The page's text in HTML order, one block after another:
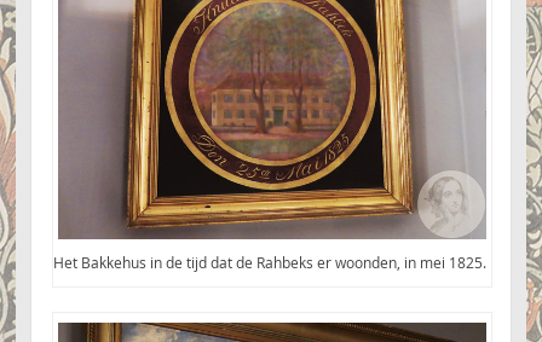
Het Bakkehus in de tijd dat de Rahbeks er woonden, in mei 1825.